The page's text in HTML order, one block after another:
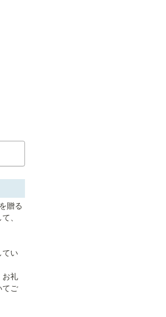
贈る
、
い
お礼
てご